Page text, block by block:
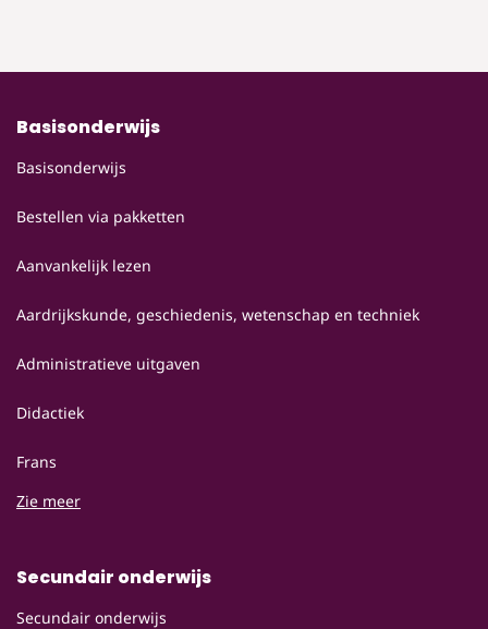
Basisonderwijs
Basisonderwijs
Bestellen via pakketten
Aanvankelijk lezen
Aardrijkskunde, geschiedenis, wetenschap en techniek
Administratieve uitgaven
Didactiek
Frans
Zie meer
Secundair onderwijs
Secundair onderwijs